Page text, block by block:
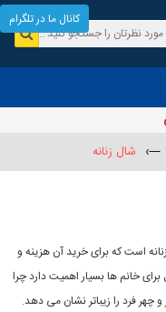
—› شال زنانه
است که برای خرید آن هزینه و
خانم ها بسیار اهمیت دارد چرا
فرد را زیباتر نشان می دهد.
کانال ما در تلگرام